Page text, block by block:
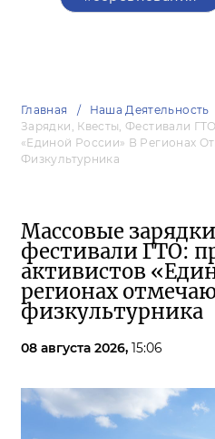
Главная Наша Деятельность
Зарядки, Квесты, Фестивали
«Единой России» В Регионах
Физкультурника
Массовые
фестивали ГТО:
активистов
регионах
физкультурника
08 августа 2026, 15:06